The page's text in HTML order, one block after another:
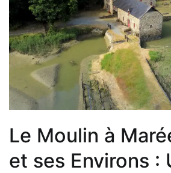
Le Moulin à
et ses Environs :